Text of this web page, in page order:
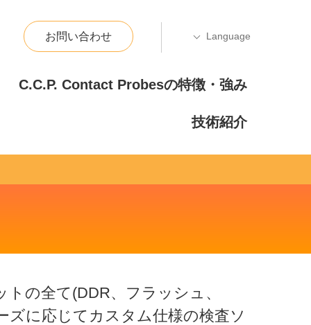
お問い合わせ
C.C.P. Contact Probesの特徴・強み
技術紹介
の全て(DDR、フラッシュ、
に応じてカスタム仕様の検査ソ